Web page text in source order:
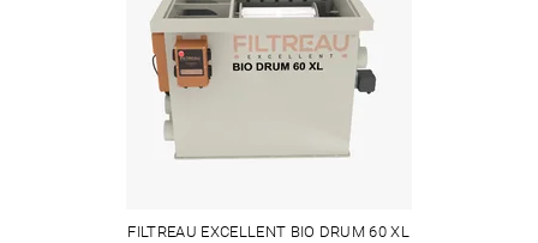
FILTREAU EXCELLENT BIO DRUM 60 XL